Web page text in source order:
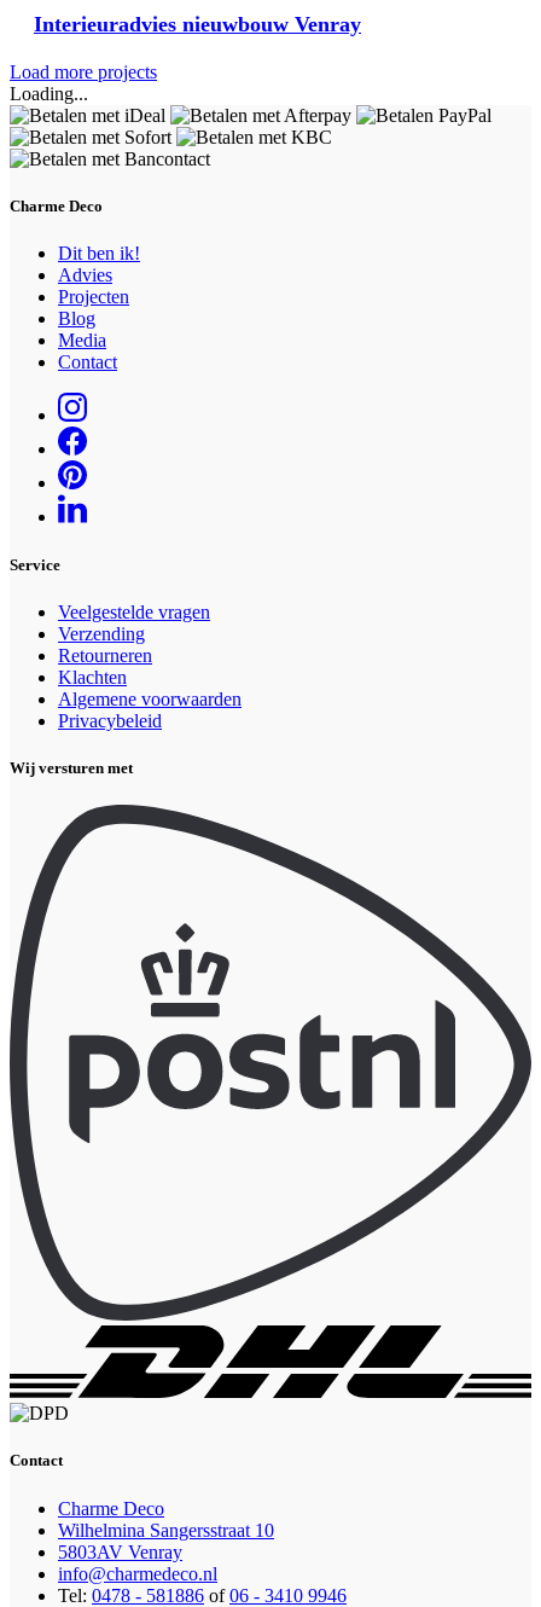
Interieuradvies nieuwbouw Venray
Load more projects
Loading...
Charme Deco
Dit ben ik!
Advies
Projecten
Blog
Media
Contact
Service
Veelgestelde vragen
Verzending
Retourneren
Klachten
Algemene voorwaarden
Privacybeleid
Wij versturen met
Contact
Charme Deco
Wilhelmina Sangersstraat 10
5803AV Venray
info@charmedeco.nl
Tel: 0478 - 581886 of06 - 3410 9946